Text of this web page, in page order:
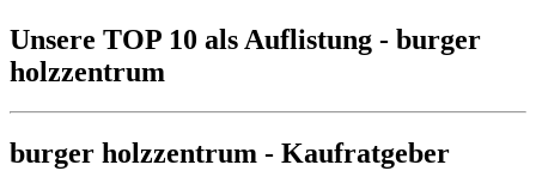
Unsere TOP 10 als Auflistung - burger
holzzentrum
burger holzzentrum - Kaufratgeber